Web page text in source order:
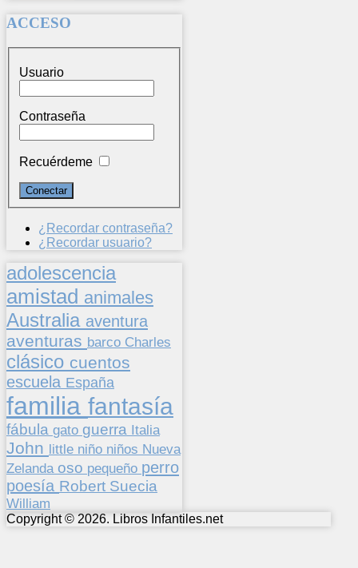
ACCESO
Usuario
Contraseña
Recuérdeme
¿Recordar contraseña?
¿Recordar usuario?
adolescencia
amistad animales
Australia aventura
aventuras barco Charles
clásico cuentos
escuela España
familia fantasía
fábula gato guerra Italia
John little niño niños Nueva
Zelanda oso pequeño perro
poesía Robert Suecia
William
Copyright © 2026. Libros Infantiles.net